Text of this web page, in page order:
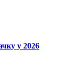
у 2026